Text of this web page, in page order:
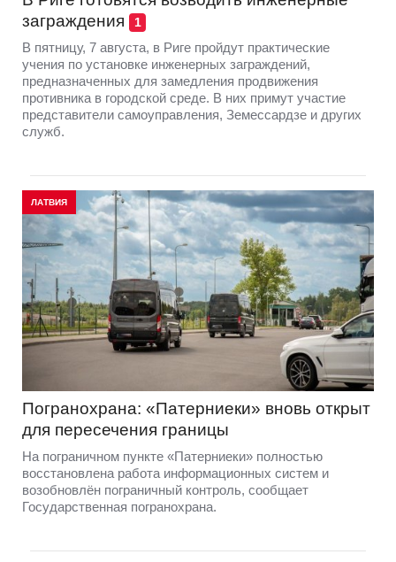
заграждения
1
В пятницу, 7 августа, в Риге пройдут практические
учения по установке инженерных заграждений,
предназначенных для замедления продвижения
противника в городской среде. В них примут участие
представители самоуправления, Земессардзе и других
служб.
ЛАТВИЯ
Погранохрана: «Патерниеки» вновь открыт
для пересечения границы
На пограничном пункте «Патерниеки» полностью
восстановлена работа информационных систем и
возобновлён пограничный контроль, сообщает
Государственная погранохрана.